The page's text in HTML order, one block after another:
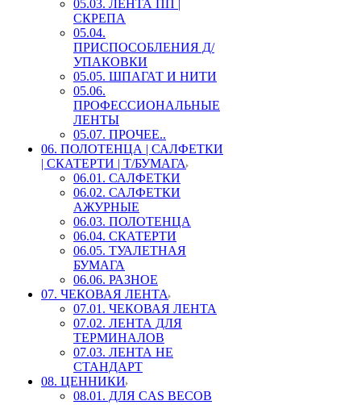
05.03. ЛЕНТА ПП |
СКРЕПА
05.04.
ПРИСПОСОБЛЕНИЯ Д/
УПАКОВКИ
05.05. ШПАГАТ И НИТИ
05.06.
ПРОФЕССИОНАЛЬНЫЕ
ЛЕНТЫ
05.07. ПРОЧЕЕ..
06. ПОЛОТЕНЦА | САЛФЕТКИ
| СКАТЕРТИ | Т/БУМАГА
06.01. САЛФЕТКИ
06.02. САЛФЕТКИ
АЖУРНЫЕ
06.03. ПОЛОТЕНЦА
06.04. СКАТЕРТИ
06.05. ТУАЛЕТНАЯ
БУМАГА
06.06. РАЗНОЕ
07. ЧЕКОВАЯ ЛЕНТА
07.01. ЧЕКОВАЯ ЛЕНТА
07.02. ЛЕНТА ДЛЯ
ТЕРМИНАЛОВ
07.03. ЛЕНТА НЕ
СТАНДАРТ
08. ЦЕННИКИ
08.01. ДЛЯ CAS ВЕСОВ